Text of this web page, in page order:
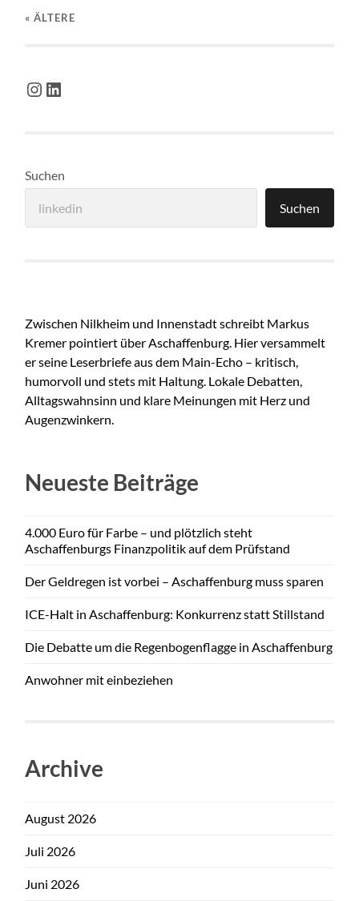
« ÄLTERE
Instagram
LinkedIn
Suchen
Suchen
Zwischen Nilkheim und Innenstadt schreibt Markus
Kremer pointiert über Aschaffenburg. Hier versammelt
er seine Leserbriefe aus dem Main-Echo – kritisch,
humorvoll und stets mit Haltung. Lokale Debatten,
Alltagswahnsinn und klare Meinungen mit Herz und
Augenzwinkern.
Neueste Beiträge
4.000 Euro für Farbe – und plötzlich steht
Aschaffenburgs Finanzpolitik auf dem Prüfstand
Der Geldregen ist vorbei – Aschaffenburg muss sparen
ICE-Halt in Aschaffenburg: Konkurrenz statt Stillstand
Die Debatte um die Regenbogenflagge in Aschaffenburg
Anwohner mit einbeziehen
Archive
August 2026
Juli 2026
Juni 2026